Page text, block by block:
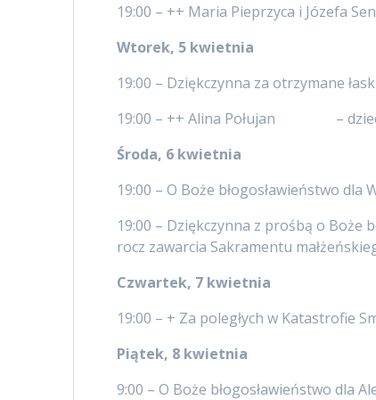
19:00 – ++ Maria Pieprzyca i Józefa
Wtorek, 5 kwietnia
19:00 – Dziękczynna za otrzymane
19:00 – ++ Alina Połujan –
Środa, 6 kwietnia
19:00 – O Boże błogosławieństwo dla
19:00 – Dziękczynna z prośbą o Boże
rocz zawarcia Sakramentu
Czwartek, 7 kwietnia
19:00 – + Za poległych w Katastrofie
Piątek, 8 kwietnia
9:00 – O Boże błogosławieństwo dla